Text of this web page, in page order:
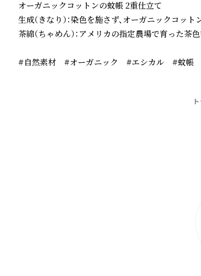
オーガニックコットンの蚊帳 2重仕立て
生成（きなり）：染色を施さず、オーガニックコッ
茶綿（ちゃめん）：アメリカの指定農場で育った
#自然素材　#オーガニック　#エシカル　#蚊帳